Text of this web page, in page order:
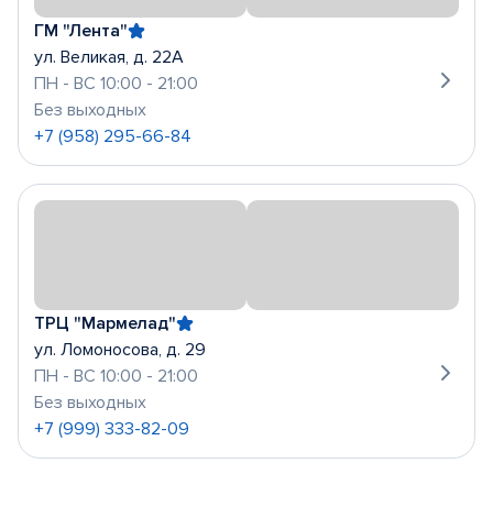
ГМ "Лента"
ул. Великая, д. 22А
ПН - ВС 10:00 - 21:00
Без выходных
+7 (958) 295-66-84
ТРЦ "Мармелад"
ул. Ломоносова, д. 29
ПН - ВС 10:00 - 21:00
Без выходных
+7 (999) 333-82-09